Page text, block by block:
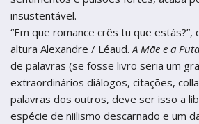
insustentável.
“Em que romance crês tu que estás?”,
altura Alexandre / Léaud.A Mãe e a Puta
de palavras (se fosse livro seria um
extraordinários diálogos, citações,
palavras dos outros, deve ser isso a
espécie de niilismo descarnado e um